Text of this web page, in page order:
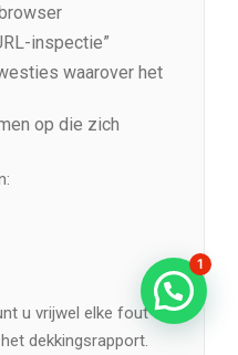
inspectie”
waarover het
op die zich
u vrijwel elke fout
dekkingsrapport.
1